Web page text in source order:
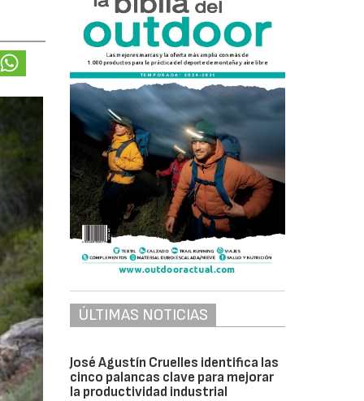
ÚLTIMAS NOTICIAS
José Agustín Cruelles identifica las
cinco palancas clave para mejorar
la productividad industrial